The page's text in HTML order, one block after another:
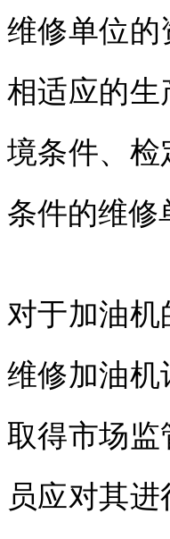
维修单位的
相适应的生
境条件、检
条件的维修
对于加油
维修加油机
取得市场监
员应对其